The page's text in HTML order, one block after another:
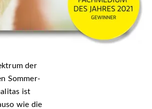
der
Sommer-
ist
wie die